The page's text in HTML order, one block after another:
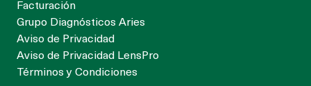
Facturación
Grupo Diagnósticos Aries
Aviso de Privacidad
Aviso de Privacidad LensPro
Términos y Condiciones